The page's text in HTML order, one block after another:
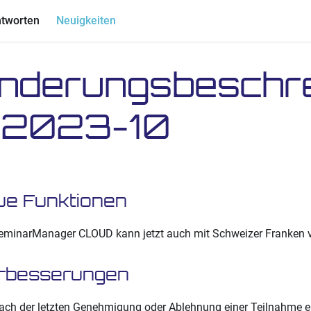
Neuigkeiten
10
Funktionen
CLOUD kann jetzt auch mit Schweizer Franken
der letzten Genehmigung oder Ablehnung einer Teilnahme